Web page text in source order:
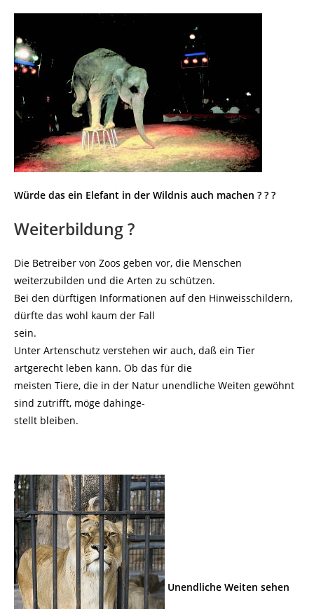
Würde das ein Elefant in der Wildnis auch machen ? ? ?
Weiterbildung ?
Die Betreiber von Zoos geben vor, die Menschen
weiterzubilden und die Arten zu schützen.
Bei den dürftigen Informationen auf den Hinweisschildern,
dürfte das wohl kaum der Fall
sein.
Unter Artenschutz verstehen wir auch, daß ein Tier
artgerecht leben kann. Ob das für die
meisten Tiere, die in der Natur unendliche Weiten gewöhnt
sind zutrifft, möge dahinge-
stellt bleiben.
Unendliche Weiten sehen